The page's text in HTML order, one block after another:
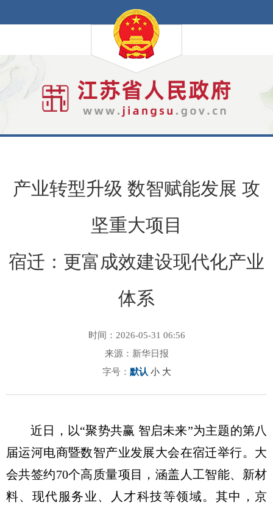
产业转型升级 数智赋能发展 攻
坚重大项目
宿迁：更富成效建设现代化产业
体系
时间：2026-05-31 06:56
来源：新华日报
字号： 默认 小 大
近日，以“聚势共赢 智启未来”为主题的第八
届运河电商暨数智产业发展大会在宿迁举行。大
会共签约70个高质量项目，涵盖人工智能、新材
料、现代服务业、人才科技等领域。其中，京